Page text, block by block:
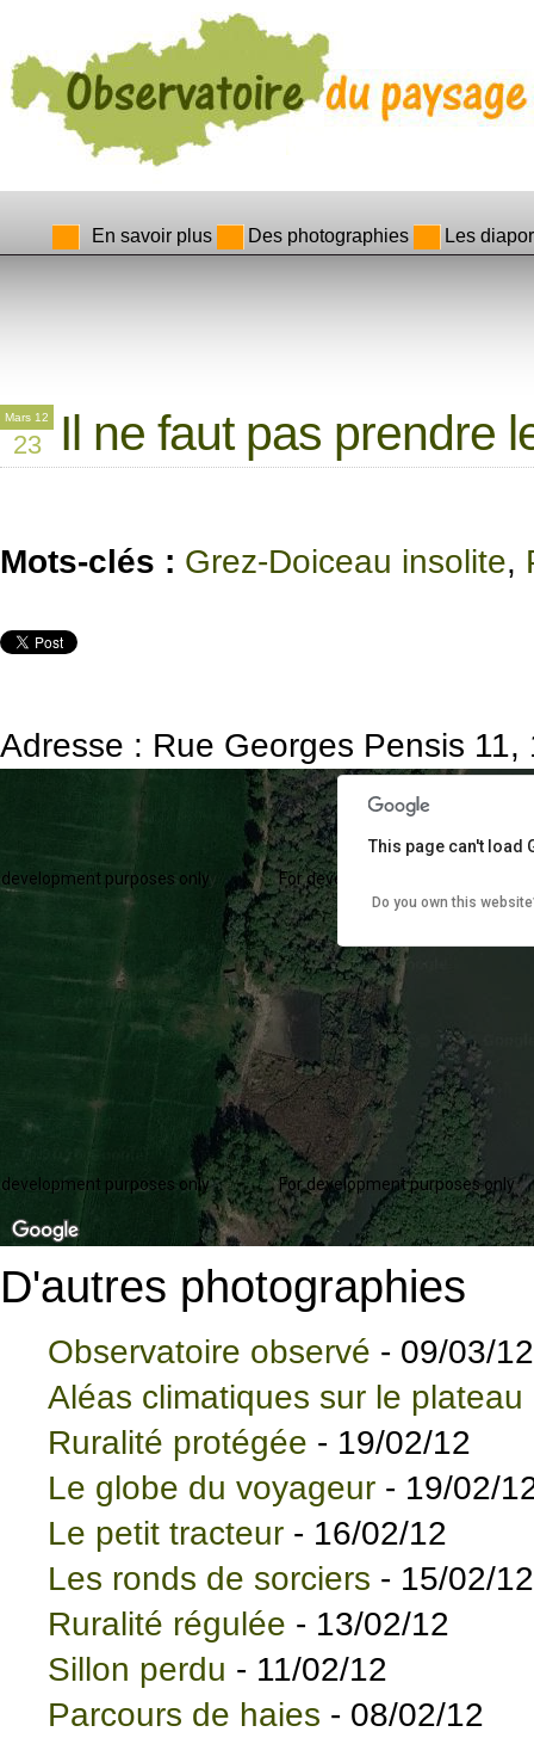
En savoir plus Des photographies Les
Mars 12
23 Il ne faut pas prendre
Mots-clés : Grez-Doiceau insolite,
Adresse : Rue Georges Pensis
For development purposes only
For development purposes only
development purposes only
development purposes only
This page can't load
Do you own this
D'autres photographies
Observatoire observé - 09/03/12
Aléas climatiques sur le
Ruralité protégée - 19/02/12
Le globe du voyageur - 19/02/
Le petit tracteur - 16/02/12
Les ronds de sorciers - 15/02/12
Ruralité régulée - 13/02/12
Sillon perdu - 11/02/12
Parcours de haies - 08/02/12